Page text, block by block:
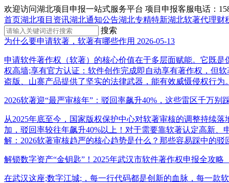
欢迎访问湖北项目申报一站式服务平台 项目申报客服电话：
首页湖北项目资讯湖北通知公告湖北专精特新湖北软著代理财
搜索
为什么要申请软著，软著有哪些作用 2026-05-13
申请软件著作权（软著）的核心价值在于多层面赋能。它既
权高墙;享有官方认证：软件创作完成即自动享有著作权，但
盗版、山寨产品提供了坚实的法律武器，能有效威慑侵权行为
2026软著迎“最严审核年”：驳回率飙升40%，这些雷区千万别
从2025年底至今，国家版权保护中心对软著审核的调整持续
加，驳回率较往年飙升40%以上！对于需要靠软著认定高新
解：2026软著审核趋严的核心趋势是什么？那些容易踩中的驳
解锁数字资产“金钥匙”！2025年武汉市软件著作权申报全攻略
在武汉这座;数字江城;，每一行代码都是创新的血脉，每一款